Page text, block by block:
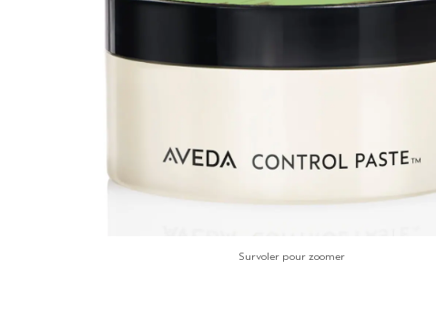
Survoler pour zoomer